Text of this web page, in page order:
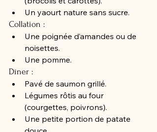
Un yaourt nature sans sucre.
Collation :
Une poignée d’amandes ou de
noisettes.
Une pomme.
Dîner :
Pavé de saumon grillé.
Légumes rôtis au four
(courgettes, poivrons).
Une petite portion de patate